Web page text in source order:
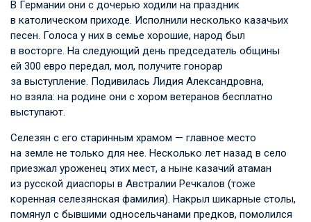
В Германии они с дочерью ходили на праздник
в католическом приходе. Исполнили несколько казачьих
песен. Голоса у них в семье хорошие, народ был
в восторге. На следующий день председатель общины
ей 300 евро передал, мол, получите гонорар
за выступление. Подивилась Лидия Александровна,
но взяла: на родине они с хором ветеранов бесплатно
выступают.
Селезян с его старинным храмом — главное место
на земле не только для нее. Несколько лет назад в село
приезжал уроженец этих мест, а ныне казачий атаман
из русской диаспоры в Австралии Речкалов (тоже
коренная селезянская фамилия). Накрыл шикарные столы,
помянул с бывшими односельчанами предков, помолился